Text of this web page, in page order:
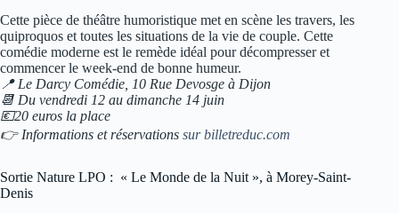
Cette pièce de théâtre humoristique met en scène les travers, les
quiproquos et toutes les situations de la vie de couple. Cette
comédie moderne est le remède idéal pour décompresser et
commencer le week-end de bonne humeur.
📍 Le Darcy Comédie, 10 Rue Devosge à Dijon
📆 Du vendredi 12 au dimanche 14 juin
💶20 euros la place
👉 Informations et réservations sur billetreduc.com
Sortie Nature LPO : « Le Monde de la Nuit », à Morey-Saint-
Denis